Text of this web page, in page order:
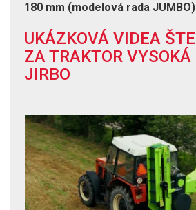
180 mm (modelová rada
UKÁZKOVÁ VIDEA
ZA TRAKTOR
JIRBO